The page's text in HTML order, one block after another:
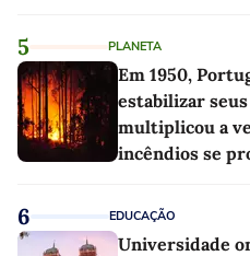
5 PLANETA
Em 1950,
estabilizar seus
multiplicou a
incêndios se
6 EDUCAÇÃO
Universidade